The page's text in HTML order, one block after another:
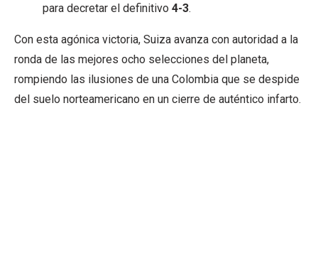
para decretar el definitivo 4-3.
Con esta agónica victoria, Suiza avanza con autoridad a la
ronda de las mejores ocho selecciones del planeta,
rompiendo las ilusiones de una Colombia que se despide
del suelo norteamericano en un cierre de auténtico infarto.